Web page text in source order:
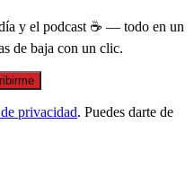
y el podcast ☕ — todo en un
de baja con un clic.
privacidad. Puedes darte de